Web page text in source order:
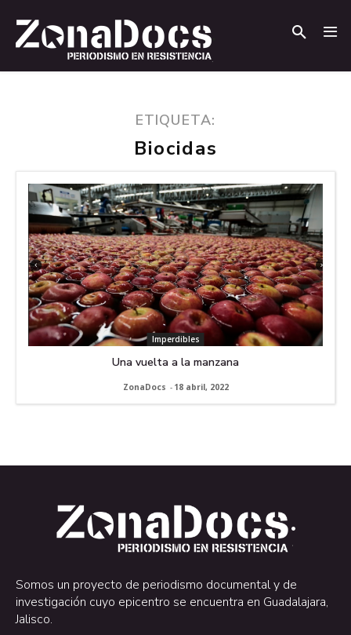
ETIQUETA:
Biocidas
Imperdibles
Una vuelta a la manzana
ZonaDocs - 18 abril, 2022
.
.
Somos un proyecto de periodismo documental y de
investigación cuyo epicentro se encuentra en Guadalajara,
Jalisco.